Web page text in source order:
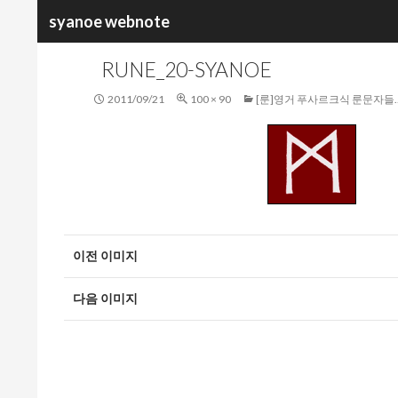
syanoe webnote
색
RUNE_20-SYANOE
2011/09/21 100 × 90 [룬]영거 푸사르크식 룬문자들
이전 이미지
다음 이미지